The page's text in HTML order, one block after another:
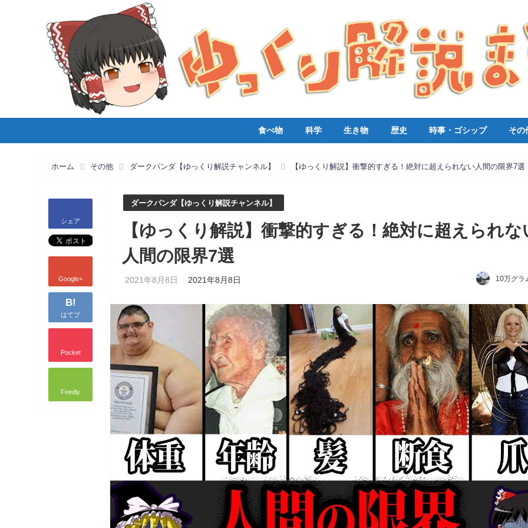
食べ物 科学 生き物 歴史 時事・ゴシップ その
ホーム その他 ダークパンダ【ゆっくり解説チャンネル】 【ゆっくり解説】衝撃的すぎる！絶対に超えられない人間の限界7選
シェア
Google+
B!
はてブ
Pocket
Feedly
ダークパンダ【ゆっくり解説チャンネル】
【ゆっくり解説】衝撃的すぎる！絶対に超えられな
人間の限界7選
2021年8月8日 2021年8月8日 10万グラ